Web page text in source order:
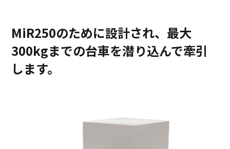
MiR250のために設計され、最大
300kgまでの台車を潜り込んで牽引
します。